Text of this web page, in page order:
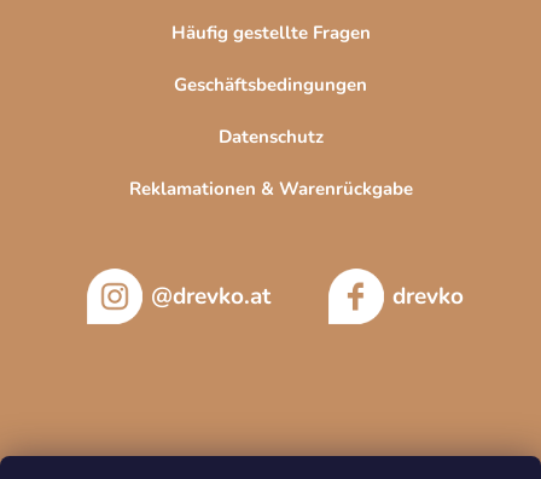
Häufig gestellte Fragen
Geschäftsbedingungen
Datenschutz
Reklamationen & Warenrückgabe
@drevko.at drevko